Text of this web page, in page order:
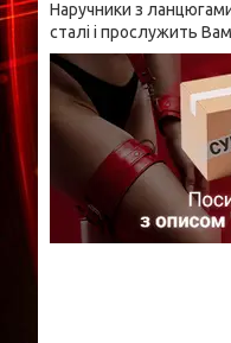
Наручники з
сталі і прослужить